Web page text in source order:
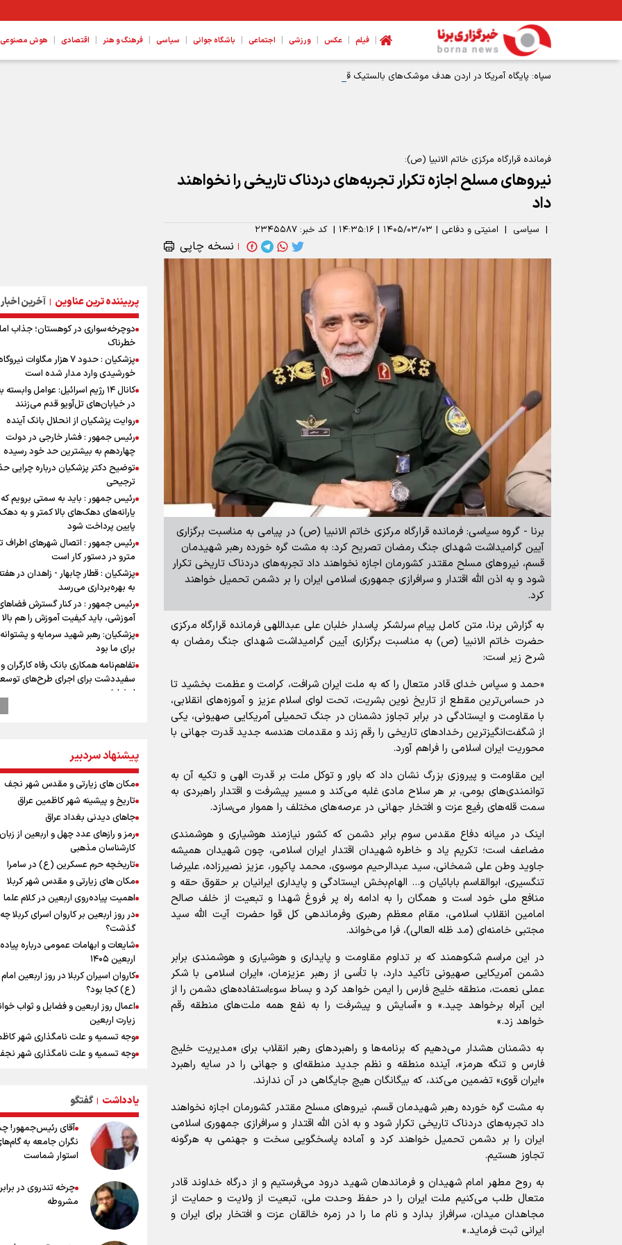
| فیلم | عکس | ورزشی | اجتماعی | باشگاه جوانی | سیاسی | فرهنگ و هنر | اقتصادی | هوش مصنوعی،
سپاه: پایگاه آمریکا در اردن هدف موشک‌های بالستیک قرار گرفت
فرمانده قرارگاه مرکزی خاتم الانبیا (ص):
نیروهای مسلح اجازه تکرار تجربه‌های دردناک تاریخی را نخواهند
داد
| سیاسی | امنیتی و دفاعی | ۱۴۰۵/۰۳/۰۳ | ۱۴:۳۵:۱۶ | کد خبر: ۲۳۴۵۵۸۷
| نسخه چاپی
برنا - گروه سیاسی: فرمانده قرارگاه مرکزی خاتم الانبیا (ص) در پیامی به مناسبت برگزاری
آیین گرامیداشت شهدای جنگ رمضان تصریح کرد: به مشت گره خورده رهبر شهیدمان
قسم، نیرو‌های مسلح مقتدر کشورمان اجازه نخواهند داد تجربه‌های دردناک تاریخی تکرار
شود و به اذن الله اقتدار و سرافرازی جمهوری اسلامی ایران را بر دشمن تحمیل خواهند
کرد.
به گزارش برنا، متن کامل پیام سرلشکر پاسدار خلبان علی عبداللهی فرمانده قرارگاه مرکزی
حضرت خاتم الانبیا (ص) به مناسبت برگزاری آیین گرامیداشت شهدای جنگ رمضان به
شرح زیر است:
«حمد و سپاس خدای قادر متعال را که به ملت ایران شرافت، کرامت و عظمت بخشید تا
در حساس‌ترین مقطع از تاریخ نوین بشریت، تحت لوای اسلام عزیز و آموزه‌های انقلابی،
با مقاومت و ایستادگی در برابر تجاوز دشمنان در جنگ تحمیلی آمریکایی صهیونی، یکی
از شگفت‌انگیزترین رخداد‌های تاریخی را رقم زند و مقدمات هندسه جدید قدرت جهانی با
محوریت ایران اسلامی را فراهم آورد.
این مقاومت و پیروزی بزرگ نشان داد که باور و توکل ملت بر قدرت الهی و تکیه آن به
توانمندی‌های بومی، بر هر سلاح مادی غلبه می‌کند و مسیر پیشرفت و اقتدار راهبردی به
سمت قله‌های رفیع عزت و افتخار جهانی در عرصه‌های مختلف را هموار می‌سازد.
اینک در میانه دفاع مقدس سوم برابر دشمن که کشور نیازمند هوشیاری و هوشمندی
مضاعف است؛ تکریم یاد و خاطره شهیدان اقتدار ایران اسلامی، چون شهیدان همیشه
جاوید وطن علی شمخانی، سید عبدالرحیم موسوی، محمد پاکپور، عزیز نصیرزاده، علیرضا
تنگسیری، ابوالقاسم بابائیان و... الهام‌بخش ایستادگی و پایداری ایرانیان بر حقوق حقه و
منافع ملی خود است و همگان را به ادامه راه پر فروغ شهدا و تبعیت از خلف صالح
امامین انقلاب اسلامی، مقام معظم رهبری وفرماندهی کل قوا حضرت آیت الله سید
مجتبی خامنه‌ای (مد ظله العالی)، فرا می‌خواند.
در این مراسم شکوهمند که بر تداوم مقاومت و پایداری و هوشیاری و هوشمندی برابر
دشمن آمریکایی صهیونی تأکید دارد، با تأسی از رهبر عزیزمان، «ایران اسلامی با شکر
عملی نعمت، منطقه خلیج فارس را ایمن خواهد کرد و بساط سوءاستفاده‌های دشمن را از
این آبراه برخواهد چید.» و «آسایش و پیشرفت را به نفع همه ملت‌های منطقه رقم
خواهد زد.»
به دشمنان هشدار می‌دهیم که برنامه‌ها و راهبرد‌های رهبر انقلاب برای «مدیریت خلیج
فارس و تنگه هرمز»، آینده منطقه و نظم جدید منطقه‌ای و جهانی را در سایه راهبرد
«ایران قوی» تضمین می‌کند، که بیگانگان هیچ جایگاهی در آن ندارند.
به مشت گره خورده رهبر شهیدمان قسم، نیرو‌های مسلح مقتدر کشورمان اجازه نخواهند
داد تجربه‌های دردناک تاریخی تکرار شود و به اذن الله اقتدار و سرافرازی جمهوری اسلامی
ایران را بر دشمن تحمیل خواهند کرد و آماده پاسخگویی سخت و جهنمی به هرگونه
تجاوز هستیم.
به روح مطهر امام شهیدان و فرماندهان شهید درود می‌فرستیم و از درگاه خداوند قادر
متعال طلب می‌کنیم ملت ایران را در حفظ وحدت ملی، تبعیت از ولایت و حمایت از
مجاهدان میدان، سرافراز بدارد و نام ما را در زمره خالقان عزت و افتخار برای ایران و
ایرانی ثبت فرماید.»
پربیننده ترین عناوین | آخرین اخبار
دوچرخه‌سواری در کوهستان؛ جذاب
خطرناک
پزشکیان : حدود ۷ هزار مگاوات
خورشیدی وارد مدار شده است
کانال ۱۴ رژیم اسرائیل: عوامل
در خیابان‌های تل‌آویو قدم می‌زنند
روایت پزشکیان از انحلال بانک آینده
رئیس جمهور : فشار خارجی در دولت
چهاردهم به بیشترین حد خود رسیده
توضیح دکتر پزشکیان درباره چرایی
ترجیحی
رئیس جمهور : باید به سمتی برویم که
یارانه‌های دهک‌های بالا کمتر و به
پایین پرداخت شود
رئیس جمهور : اتصال شهرهای اطراف
مترو در دستور کار است
پزشکیان : قطار چابهار - زاهدان در
به بهره‌برداری می‌رسد
رئیس جمهور : در کنار گسترش
آموزشی، باید کیفیت آموزش را هم بالا
پزشکیان: رهبر شهید سرمایه و
برای ما بود
تفاهم‌نامه همکاری بانک رفاه کارگران
سفیددشت برای اجرای طرح‌های
امضا شد
گزارشی از ورود وزیر ورزش و جوانان
عماد احمدوند : نسخه نانویی برای حل
بحران منابع آبی کشور
رهبر شهید انقلاب: ادّعاهای دروغین
آمریکایی‌ها باید افشا شود
یحیی سریع: در عملیاتی گسترده
نظامی وابسته به عربستان را هدف قرار
در مرزهای شلمچه و چذابه ثبت شد /
هزار موکب در خوزستان و
نجف تا کربلا
امیررضا غلامی، ملی پوش تکواندو :
روی مسابقات پاکستان است نه بازی
آسیایی
جابجایی مرکز ثقل اقتصاد جهان
فرصت طلایی برای اقتصاد ایران
وقتی از وفاق صحبت می‌کنم، منظورم
هستند/ مسیر اصلاحات آغاز شده و
نخواهد شد
رادین زینالی، ملی پوش تکواندو : قدم
تلاش می کنم تا به طلای المپیک برسم
ونس: ایرانی‌ها مذاکره‌کنندگان
کنسولگری آمریکا را بازداشت کرد
اردوی تیم ملی تکواندو
در ادامه سیاست جوان‌گرایی در
ستاره‌های امید به بزرگسالان اضافه
پیشنهاد سردبیر
مکان های زیارتی و مقدس شهر نجف
تاریخ و پیشینه شهر کاظمین عراق
جاهای دیدنی بغداد عراق
رمز و رازهای عدد چهل و اربعین از زبان
کارشناسان مذهبی
تاریخچه حرم عسکرین (ع) در سامرا
مکان های زیارتی و مقدس شهر کربلا
اهمیت پیاده‌روی اربعین در کلام علما
در روز اربعین بر کاروان اسرای کربلا چه
گذشت؟
شایعات و ابهامات عمومی درباره
اربعین ۱۴۰۵
کاروان اسیران کربلا در روز اربعین
(ع) کجا بود؟
اعمال روز اربعین و فضایل و ثواب
زیارت اربعین
وجه تسمیه و علت نامگذاری شهر
وجه تسمیه و علت نامگذاری شهر
وجه تسمیه و علت نامگذاری شهر سامرا
وجه تسمیه و علت نامگذاری شهر کربلا
بهترین موکب‌های ایرانی در پیاده روی
۱۴۰۵
توصیه هایی مهم برای پیچ خوردگی پا در
پیاده روی اربعین
خطرات پیاده روی اربعین/ ۷
سفری ایمن و معنوی
۲۰ نکته دوستانه درباره پیاده روی
عراقی ها
یادداشت | گفتگو
آقای رئیس‌جمهور!
نگران جامعه به
استوار شماست
چرخه تندروی در
مشروطه